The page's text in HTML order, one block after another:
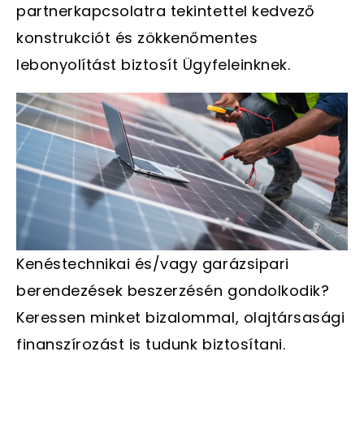
partnerkapcsolatra tekintettel kedvező
konstrukciót és zökkenőmentes
lebonyolítást biztosít Ügyfeleinknek.
Kenéstechnikai és/vagy garázsipari
berendezések beszerzésén gondolkodik?
Keressen minket bizalommal, olajtársasági
finanszírozást is tudunk biztosítani.